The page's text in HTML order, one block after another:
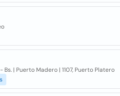
| Puerto Madero | 1107, Puerto Platero